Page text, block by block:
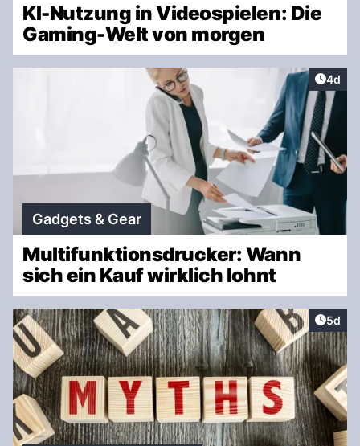
KI-Nutzung in Videospielen: Die
Gaming-Welt von morgen
4d
Gadgets & Gear
Multifunktionsdrucker: Wann
sich ein Kauf wirklich lohnt
5d